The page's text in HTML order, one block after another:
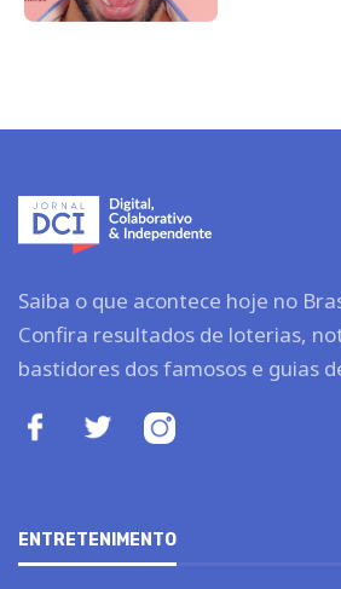
Saiba o que acontece hoje no
Confira resultados de loterias,
bastidores dos famosos e guias
ENTRETENIMENTO